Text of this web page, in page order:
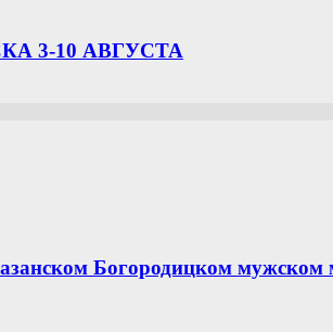
3-10 АВГУСТА
Богородицком мужском